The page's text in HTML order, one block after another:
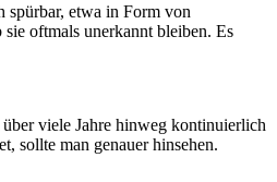
spürbar, etwa in Form von
oftmals unerkannt bleiben. Es
viele Jahre hinweg kontinuierlich
sollte man genauer hinsehen.